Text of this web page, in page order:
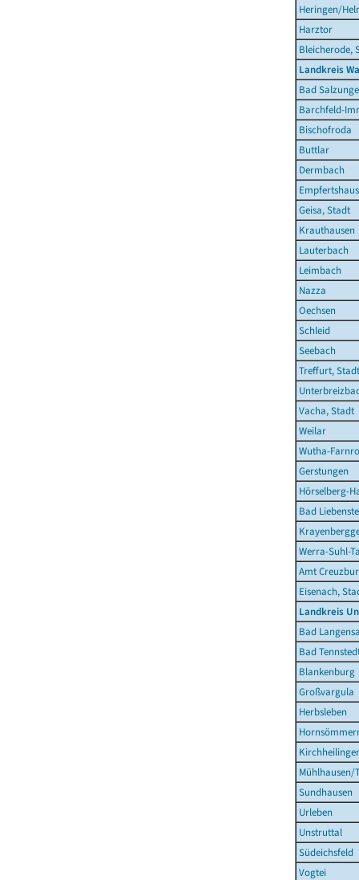
Heringen/
Harztor
Bleicherode,
Landkreis
Bad
Barchfeld-
Bischofroda
Buttlar
Dermbach
Geisa, Stadt
Krauthausen
Lauterbach
Leimbach
Nazza
Oechsen
Schleid
Seebach
Treffurt, Stadt
Vacha, Stadt
Weilar
Wutha-
Gerstungen
Hörselberg-
Bad
Werra-Suhl-
Amt
Eisenach,
Landkreis
Bad
Bad
Blankenburg
Großvargula
Herbsleben
Mühlhausen/
Sundhausen
Urleben
Unstruttal
Südeichsfeld
Vogtei